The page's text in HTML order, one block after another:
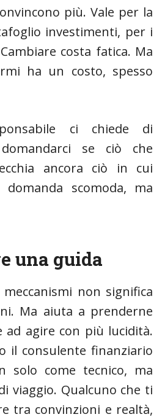
più. Vale per la
investimenti, per i
costa fatica. Ma
ha un costo, spesso
ci chiede di
se ciò che
ancora ciò in cui
scomoda, ma
una guida
non significa
Ma aiuta a prenderne
ad agire con più lucidità.
il consulente finanziario
solo come tecnico, ma
viaggio. Qualcuno che ti
tra convinzioni e realtà,